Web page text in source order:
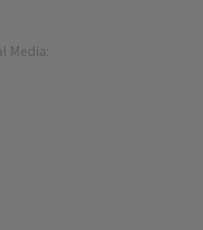
Media: